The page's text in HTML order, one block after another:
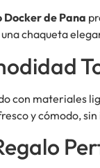
Docker de Pana
una chaqueta
con materiales
y cómodo,